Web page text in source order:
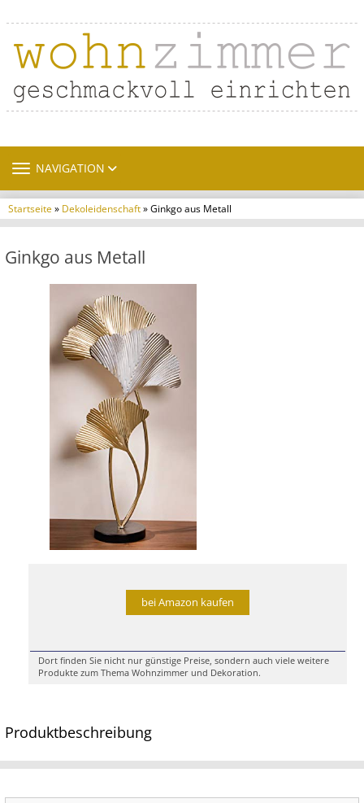
TOGGLE NAVIGATION
NAVIGATION
Startseite» Dekoleidenschaft» Ginkgo aus Metall
Ginkgo aus Metall
bei Amazon kaufen
Dort finden Sie nicht nur günstige Preise, sondern auch viele weitere
Produkte zum Thema Wohnzimmer und Dekoration.
Produktbeschreibung